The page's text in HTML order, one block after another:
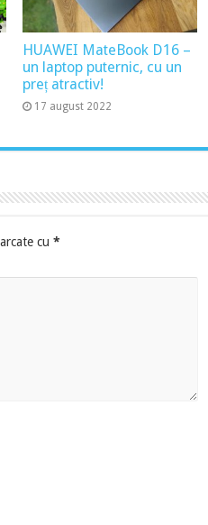
HUAWEI MateBook D16 –
un laptop puternic, cu un
preț atractiv!
17 august 2022
cu *